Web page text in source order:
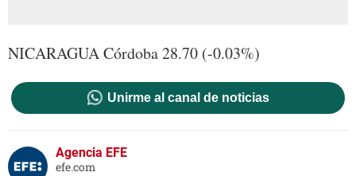
NICARAGUA Córdoba 28.70 (-0.03%)
Unirme al canal de noticias
Agencia EFE
efe.com